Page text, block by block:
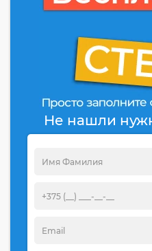
Не нашли